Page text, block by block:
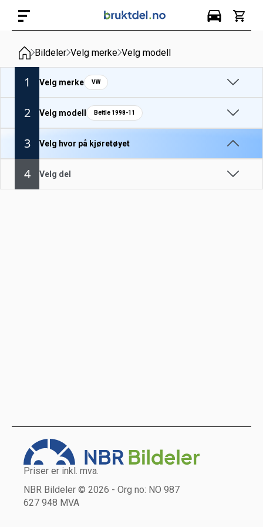
Bildeler Velg merke Velg modell
1 Velg merke VW
2 Velg modell Bettle 1998-11
3 Velg hvor på kjøretøyet
4 Velg del
Priser er inkl. mva.
NBR Bildeler © 2026 - Org no: NO 987
627 948 MVA